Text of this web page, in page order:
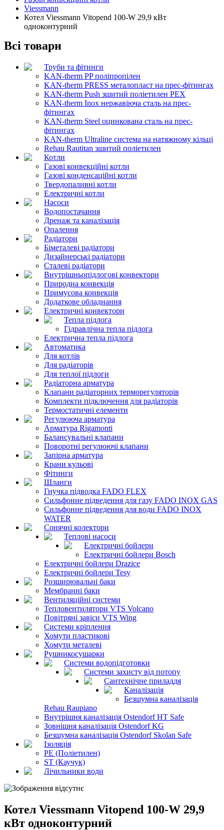
Viessmann
Котел Viessmann Vitopend 100-W 29,9 кВт
одноконтурний
Всі товари
Труби та фітинги
KAN-therm PP поліпропілен
KAN-therm PRESS металопласт на прес-фітингах
KAN-therm Push зшитий поліетилен PEX
KAN-therm Inox нержавіюча сталь на прес-
фітингах
KAN-therm Steel оцинкована сталь на прес-
фітингах
KAN-therm Ultraline система на натяжному кільці
Rehau Rautitan зшитий поліетилен
Котли
Газові конвекційні котли
Газові конденсаційні котли
Твердопаливні котли
Електричні котли
Насоси
Водопостачання
Дренаж та каналізація
Опалення
Радіатори
Біметалеві радіатори
Дизайнерські радіатори
Сталеві радіатори
Внутрішньопідлогові конвектори
Природна конвекція
Примусова конвекція
Додаткове обладнання
Електричні конвектори
Тепла підлога
Гідравлічна тепла підлога
Електрична тепла підлога
Автоматика
Для котлів
Для радіаторів
Для теплої підлоги
Радіаторна арматура
Клапани радіаторних терморегуляторів
Комплекти підключення для радіаторів
Термостатичні елементи
Регулююча арматура
Арматура Rigamonti
Балансувальні клапани
Поворотні регулюючі клапани
Запірна арматура
Крани кульові
Фітинги
Шланги
Гнучка підводка FADO FLEX
Сильфонне підведення для газу FADO INOX GAS
Сильфонне підведення для води FADO INOX
WATER
Сонячні колектори
Теплові насоси
Електричні бойлери
Електричні бойлери Bosch
Електричні бойлери Drazice
Електричні бойлери Tesy
Розширювальні баки
Мембранні баки
Вентиляційні системи
Тепловентилятори VTS Volcano
Повітряні завіси VTS Wing
Системи кріплення
Хомути пластикові
Хомути металеві
Рушникосушарки
Системи водопідготовки
Системи захисту від потопу
Сантехнічне приладдя
Каналізація
Безшумна каналізація
Rehau Raupiano
Внутрішня каналізація Ostendorf HT Safe
Зовнішня каналізація Ostendorf KG
Безшумна каналізація Ostendorf Skolan Safe
Ізоляція
PE (Поліетилен)
ST (Каучук)
Лічильники води
Котел Viessmann Vitopend 100-W 29,9
кВт одноконтурний